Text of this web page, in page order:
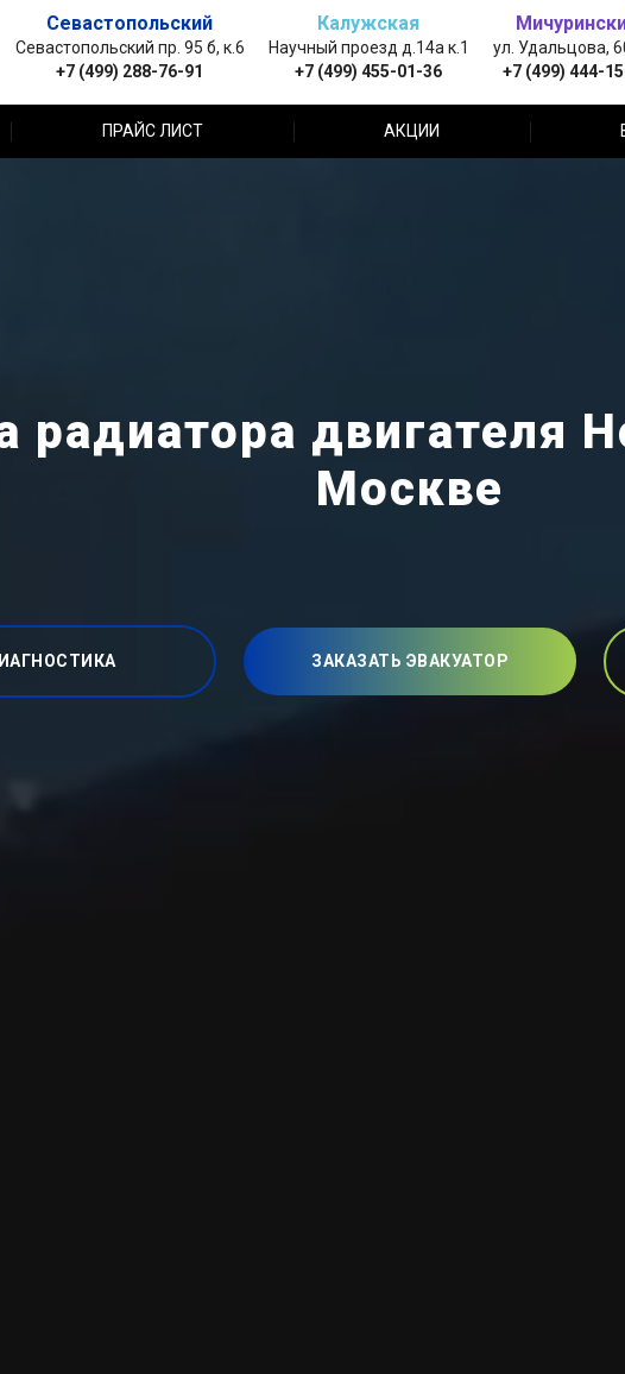
Севастопольский
Севастопольский пр. 95 б, к.6
+7 (499) 288-76-91
Калужская
Научный проезд д.14а к.1
+7 (499) 455-01-36
ул. Удальцова,
+7 (499) 444-
ПРАЙС ЛИСТ АКЦИИ
радиатора двигателя
Москве
ЗАКАЗАТЬ ЭВАКУАТОР